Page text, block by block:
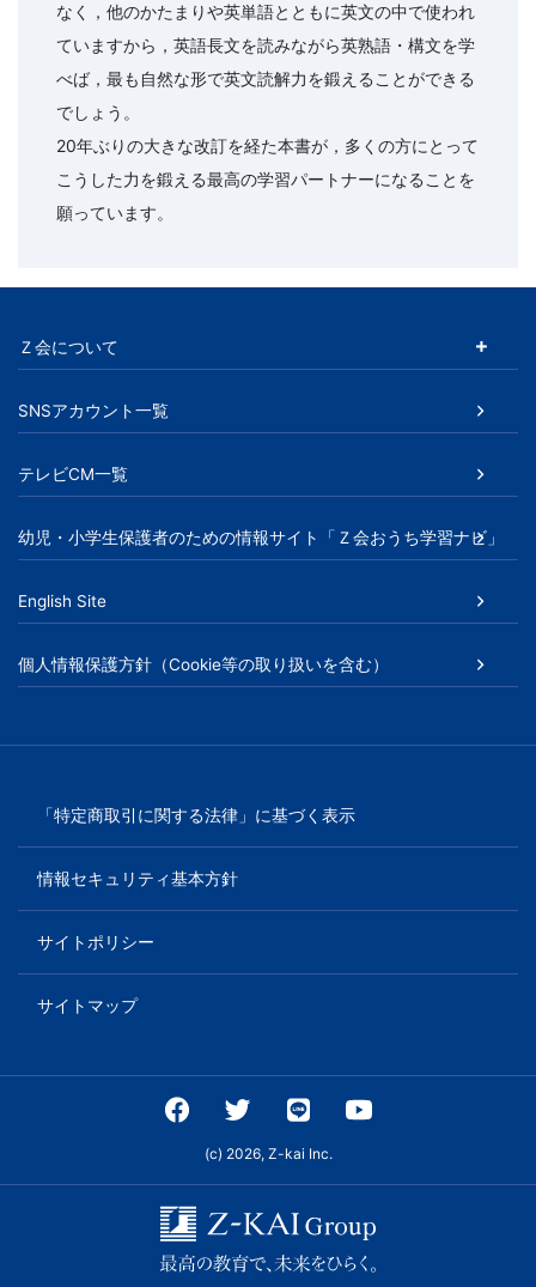
なく，他のかたまりや英単語とともに英文の中で使われ
ていますから，英語長文を読みながら英熟語・構文を学
べば，最も自然な形で英文読解力を鍛えることができる
でしょう。
20年ぶりの大きな改訂を経た本書が，多くの方にとって
こうした力を鍛える最高の学習パートナーになることを
願っています。
Ｚ会について
SNSアカウント一覧
テレビCM一覧
幼児・小学生保護者のための情報サイト「Ｚ会おうち学習ナビ」
English Site
個人情報保護方針（Cookie等の取り扱いを含む）
「特定商取引に関する法律」に基づく表示
情報セキュリティ基本方針
サイトポリシー
サイトマップ
(c) 2026, Z-kai Inc.